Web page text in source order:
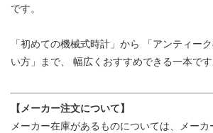
です。
「初めての機械式時計」から 「アンティー
い方」まで、 幅広くおすすめできる一本です
【メーカー注文について】
メーカー在庫があるものについては、メー